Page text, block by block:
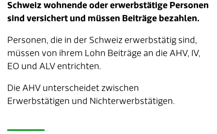
Schweiz wohnende oder erwerbstätige Personen
sind versichert und müssen Beiträge bezahlen.
Personen, die in der Schweiz erwerbstätig sind,
müssen von ihrem Lohn Beiträge an die AHV, IV,
EO und ALV entrichten.
Die AHV unterscheidet zwischen
Erwerbstätigen und Nichterwerbstätigen.
Tageselternverein
Gastronomie
Vermietung von Freizeitanlagen
Veranstaltungsbewilligung
Sozialversicherungen
Soziales
Steuern
Bauen & Planen
ÖREB-Kataster
Burgergemeinde
Kirchgemeinden
Partnergemeinden
Finanzabteilung
Sozialabteilung
Bau- und Planungsabteilung
Betriebs- und Tiefbauabteilung
Dienstleistungen A-Z
Adressverzeichnis
Kontakt & Öffnungszeiten